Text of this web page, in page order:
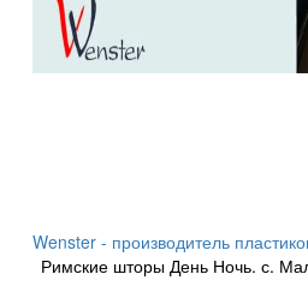
Wenster - производитель
Римские шторы День Ночь. с.